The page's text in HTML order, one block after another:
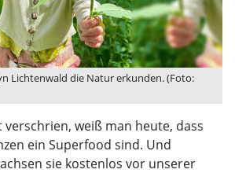
Lichtenwald die Natur erkunden. (Foto:
verschrien, weiß man heute, dass
ein Superfood sind. Und
sie kostenlos vor unserer